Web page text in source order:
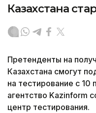
Казахстана
Претенденты на
Казахстана смогут
на тестирование с 10
агентство Kazinform
центр тестирования.